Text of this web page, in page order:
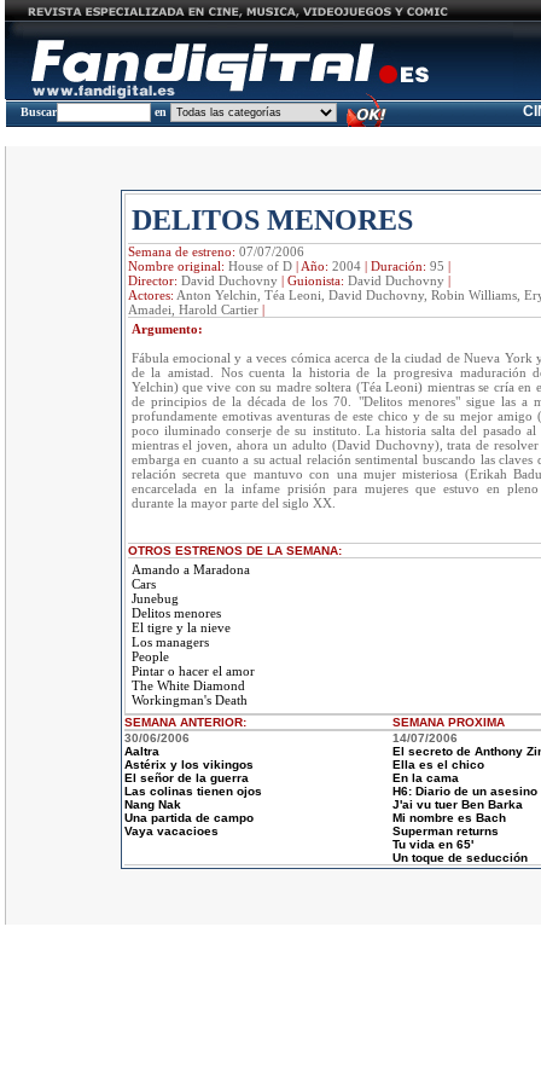
Buscar en
DELITOS MENORES
Semana de estreno: 07/07/2006
Nombre original: House of D| Año: 2004| Duración: 95 |
Director: David Duchovny| Guionista: David Duchovny|
Actores: Anton Yelchin, Téa Leoni, David Duchovny, Robin Williams,
Amadei, Harold Cartier|
Argumento:
Fábula emocional y a veces cómica acerca de la ciudad de Nueva York
de la amistad. Nos cuenta la historia de la progresiva maduración
Yelchin) que vive con su madre soltera (Téa Leoni) mientras se cría en
de principios de la década de los 70. "Delitos menores" sigue las a
profundamente emotivas aventuras de este chico y de su mejor
poco iluminado conserje de su instituto. La historia salta del pasado al
mientras el joven, ahora un adulto (David Duchovny), trata de
embarga en cuanto a su actual relación sentimental buscando las claves
relación secreta que mantuvo con una mujer misteriosa (Erikah
encarcelada en la infame prisión para mujeres que estuvo en
durante la mayor parte del siglo XX.
OTROS ESTRENOS DE LA SEMANA:
Amando a Maradona
Cars
Junebug
Delitos menores
El tigre y la nieve
Los managers
People
Pintar o hacer el amor
The White Diamond
Workingman's Death
SEMANA ANTERIOR: SEMANA PROXIMA
30/06/2006
Aaltra
Astérix y los vikingos
El señor de la guerra
Las colinas tienen ojos
Nang Nak
Una partida de campo
Vaya vacacioes
14/07/2006
El secreto de Anthony
Ella es el chico
En la cama
H6: Diario de un asesino
J'ai vu tuer Ben Barka
Mi nombre es Bach
Superman returns
Tu vida en 65'
Un toque de seducción